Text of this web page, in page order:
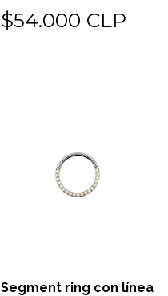
$54.000 CLP
Segment ring con línea